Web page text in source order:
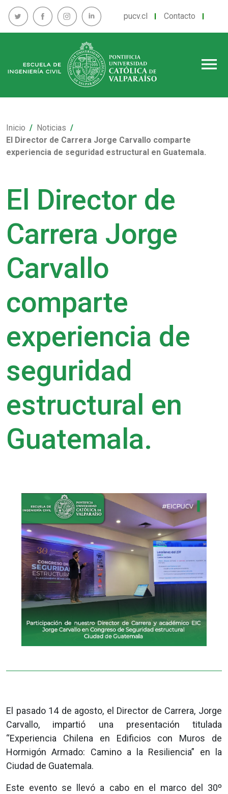
pucv.cl Contacto
menu
Inicio
Noticias
El Director de Carrera Jorge Carvallo comparte
experiencia de seguridad estructural en Guatemala.
El Director de
Carrera Jorge
Carvallo
comparte
experiencia de
seguridad
estructural en
Guatemala.
El pasado 14 de agosto, el Director de Carrera, Jorge
Carvallo, impartió una presentación titulada
“Experiencia Chilena en Edificios con Muros de
Hormigón Armado: Camino a la Resiliencia” en la
Ciudad de Guatemala.
Este evento se llevó a cabo en el marco del 30º